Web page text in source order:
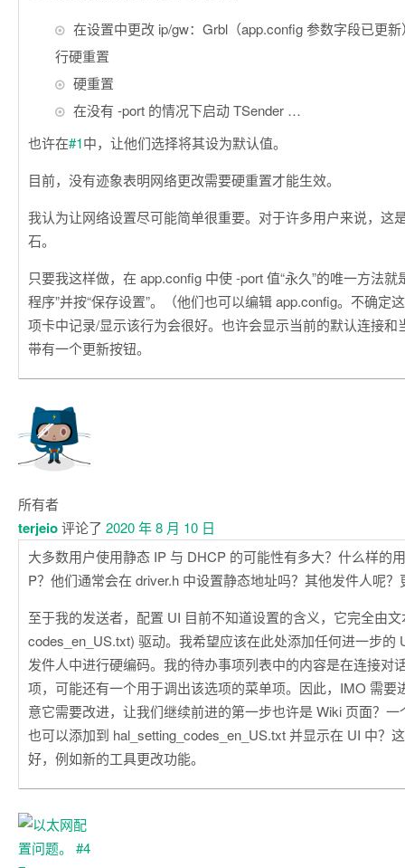
在设置中更改 ip/gw：Grbl（app.config 参数字段已更
行硬重置
硬重置
在没有 -port 的情况下启动 TSender …
也许在#1中，让他们选择将其设为默认值。
目前，没有迹象表明网络更改需要硬重置才能生效。
我认为让网络设置尽可能简单很重要。对于许多用户来说，这
石。
只要我这样做，在 app.config 中使 -port 值“永久”的唯一方法就
程序”并按“保存设置”。（他们也可以编辑 app.config。不确定
项卡中记录/显示该行为会很好。也许会显示当前的默认连接和
带有一个更新按钮。
所有者
terjeio评论了 2020 年 8 月 10 日
大多数用户使用静态 IP 与 DHCP 的可能性有多大？什么样的
P？他们通常会在 driver.h 中设置静态地址吗？其他发件人呢？
至于我的发送者，配置 UI 目前不知道设置的含义，它完全由
codes_en_US.txt) 驱动。我希望应该在此处添加任何进一步的
发件人中进行硬编码。我的待办事项列表中的内容是在连接对
项，可能还有一个用于调出该选项的菜单项。因此，IMO 需要
意它需要改进，让我们继续前进的第一步也许是 Wiki 页面？
也可以添加到 hal_setting_codes_en_US.txt 并显示在 UI 中？
好，例如新的工具更改功能。